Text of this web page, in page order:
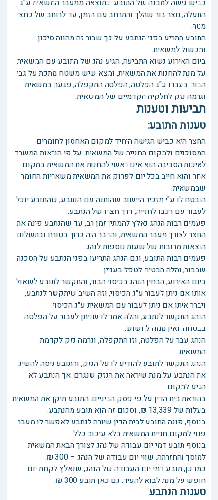
כביש גישה למבנה של התובע. כתוצאה ממעבר המשאית ע"ג
התעלה, נוצר בור שהלך והתרחב עם הזמן, עד לרוחב של כחצי
מטר.
התובע התריע בפני הנתבע על כך שבור זה מהווה סיכון
ומכשול למשאית.
ביום האירוע נשוא התביעה, הגיע נהג של התובע עם המשאית
על מנת להחנות את המשאית, ומצא שיש משטח מתכת על גבי
הבור. בעברו ע"ג הפלטה, הפלטה התקפלה, פגעה במשאית
וגרמה נזק לחלקיה הקדמיים של המשאית.
תביעות וטענות
טענות התובע:
החצר היא כביש הגישה היחיד למקום האחסון לחומרים
המסוכנים ולמקום החנייה של המשאית. על פי הוראות המשרד
לאיכות הסביבה הוא אינו ראשי להחנות את המשאית במקום
אחר והוא חייב בכל יום לפרוק את המשאית משאריות החומר
שבמשאית.
הובטח לו ע"י מזכיר היישוב שהותנה עם הנתבע, שהתובע יוכל
לעבור עם רכבו לחנייה, דרך חצרו של הנתבע.
פעמים רבות הנהג נאלץ להמתין זמן רב, עד שהנתבע פינה את
החצר לצורך מעבר המשאית, והדבר היה כרוך בטורח ובתשלום
הוצאות מרובות של שעות נוספות לנהג.
פעמים רבות התובע, וגם הנהג התריעו בפני הנתבע על הסכנה
שבבור, והלה הבטיח לטפל בעניין.
ביום האירוע, הבחין הנהג בכיסוי הבור, והתקשר לתובע לשאול
אותו אם ניתן לעבור ע"ג הכיסוי, וזה השיב שיתקשר לנתבע,
ויברר איתו אם ניתן לעבור עם המשאית ע"ג הכיסוי.
הנהג התקשר לנתבע, והלה אמר לו שניתן לעבור על הפלטה
בבטחה, ואין ממה לחשוש.
הנהג עבר על הפלטה, וזו התקפלה, וגרמה נזק לקדמת
המשאית.
הנהג התקשר לתובע להודיע לו על הנזק, והתובע ניסה להשיג
את הנתבע על מנת שיראה את הנזק שנגרם, אך הנתבע לא
הגיע למקום.
בהוראת בית הדין על פי פסק הביניים, התובע תיקן את המשאית
בעלות של 13,339 ₪, וסכום זה הוא תובע מהנתבע.
בנוסף, פונה התובע לבית הדין שיורה לנתבע לאפשר לו מעבר
פנוי למקום חניית המשאית בלא עיכוב כלל.
בנוסף תובע דמי יום עבודה של נהג לצורך הבאת המשאית
למוסך והחזרתה. שווי יום עבודה של הנהג – 300 ₪.
כמו כן, תובע דמי יום העבודה של הנהג, שנאלץ לקחת יום
חופש על מנת לבוא להעיד. גם כאן תובע 300 ₪.
טענות הנתבע